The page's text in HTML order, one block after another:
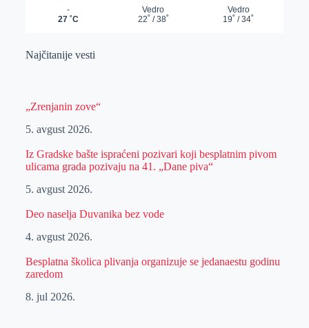
Najčitanije vesti
„Zrenjanin zove“
5. avgust 2026.
Iz Gradske bašte ispraćeni pozivari koji besplatnim pivom
ulicama grada pozivaju na 41. „Dane piva“
5. avgust 2026.
Deo naselja Duvanika bez vode
4. avgust 2026.
Besplatna školica plivanja organizuje se jedanaestu godinu
zaredom
8. jul 2026.